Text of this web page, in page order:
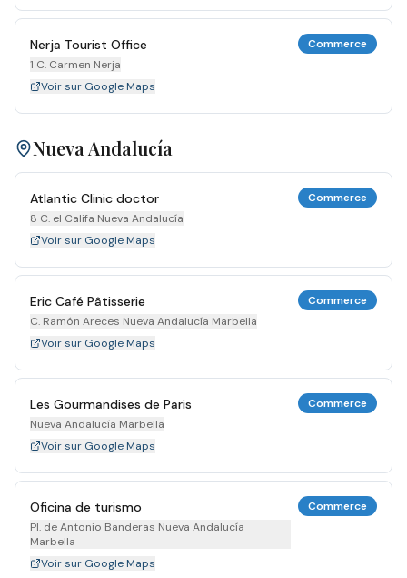
Nerja Tourist Office
1 C. Carmen Nerja
Commerce
Voir sur Google Maps
Nueva Andalucía
Atlantic Clinic doctor
8 C. el Califa Nueva Andalucía
Commerce
Voir sur Google Maps
Eric Café Pâtisserie
C. Ramón Areces Nueva Andalucía Marbella
Commerce
Voir sur Google Maps
Les Gourmandises de Paris
Nueva Andalucía Marbella
Commerce
Voir sur Google Maps
Oficina de turismo
Pl. de Antonio Banderas Nueva Andalucía
Marbella
Commerce
Voir sur Google Maps